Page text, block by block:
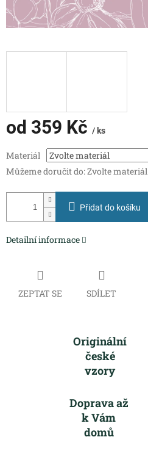
od 359 Kč / ks
cena:
Materiál
Můžeme doručit do:Zvolte materiál
Přidat do košíku
Detailní informace
ZEPTAT SE SDÍLET
Originální
české
vzory
Doprava až
k Vám
domů